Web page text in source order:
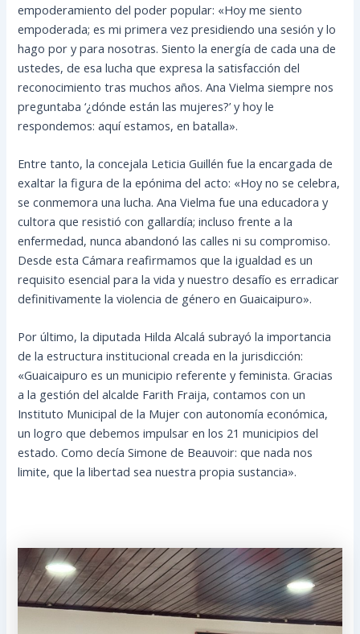
empoderamiento del poder popular: «Hoy me siento
empoderada; es mi primera vez presidiendo una sesión y lo
hago por y para nosotras. Siento la energía de cada una de
ustedes, de esa lucha que expresa la satisfacción del
reconocimiento tras muchos años. Ana Vielma siempre nos
preguntaba ‘¿dónde están las mujeres?’ y hoy le
respondemos: aquí estamos, en batalla».
Entre tanto, la concejala Leticia Guillén fue la encargada de
exaltar la figura de la epónima del acto: «Hoy no se celebra,
se conmemora una lucha. Ana Vielma fue una educadora y
cultora que resistió con gallardía; incluso frente a la
enfermedad, nunca abandonó las calles ni su compromiso.
Desde esta Cámara reafirmamos que la igualdad es un
requisito esencial para la vida y nuestro desafío es erradicar
definitivamente la violencia de género en Guaicaipuro».
Por último, la diputada Hilda Alcalá subrayó la importancia
de la estructura institucional creada en la jurisdicción:
«Guaicaipuro es un municipio referente y feminista. Gracias
a la gestión del alcalde Farith Fraija, contamos con un
Instituto Municipal de la Mujer con autonomía económica,
un logro que debemos impulsar en los 21 municipios del
estado. Como decía Simone de Beauvoir: que nada nos
limite, que la libertad sea nuestra propia sustancia».